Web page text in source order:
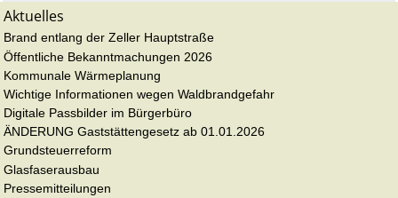
Aktuelles
Brand entlang der Zeller Hauptstraße
Öffentliche Bekanntmachungen 2026
Kommunale Wärmeplanung
Wichtige Informationen wegen Waldbrandgefahr
Digitale Passbilder im Bürgerbüro
ÄNDERUNG Gaststättengesetz ab 01.01.2026
Grundsteuerreform
Glasfaserausbau
Pressemitteilungen